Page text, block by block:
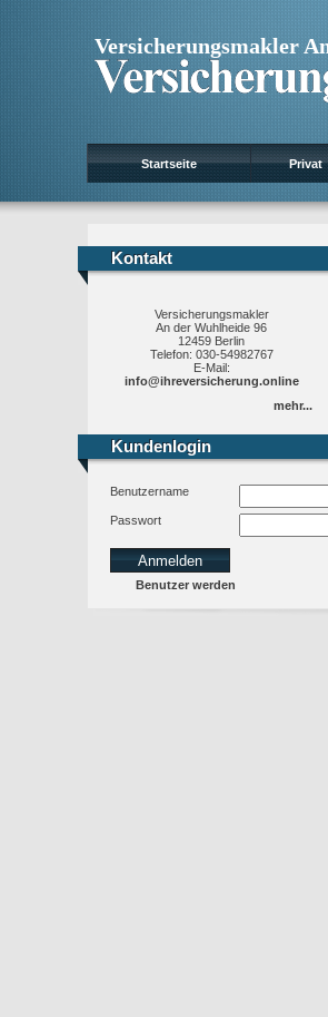
Versicherungsmakler
Startseite Privat
Kontakt
Kontakt
Versicherungsmakler
An der Wuhlheide 96
12459 Berlin
Telefon: 030-54982767
E-Mail:
info@ihreversicherung.online
mehr...
Kundenlogin
Kundenlogin
Benutzername
Passwort
Benutzer werden